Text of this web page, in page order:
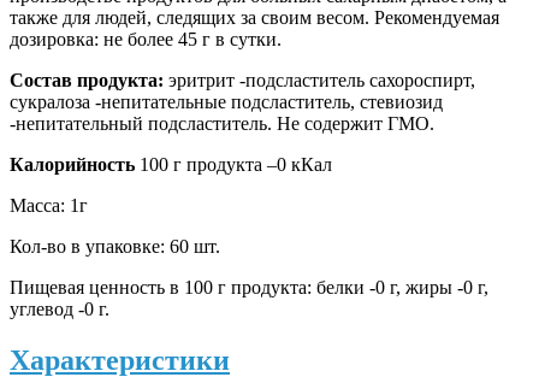
также для людей, следящих за своим весом. Рекомендуемая
дозировка: не более 45 г в сутки.
Состав продукта: эритрит -подсластитель сахороспирт,
сукралоза -непитательные подсластитель, стевиозид
-непитательный подсластитель. Не содержит ГМО.
Калорийность 100 г продукта –0 кКал
Масса: 1г
Кол-во в упаковке: 60 шт.
Пищевая ценность в 100 г продукта: белки -0 г, жиры -0 г,
углевод -0 г.
Характеристики